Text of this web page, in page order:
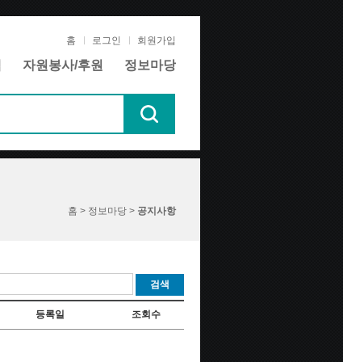
홈 로그인 회원가입
자원봉사/후원 정보마당
홈 > 정보마당 > 공지사항
검색
등록일 조회수